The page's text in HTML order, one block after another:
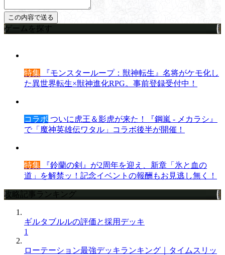
ゲームを探す
特集 『モンスターループ：獣神転生』名将がケモ化し
た異世界転生×獣神進化RPG。事前登録受付中！
コラボ ついに虎王＆影虎が来た！『鋼嵐 - メカラシ』
で「魔神英雄伝ワタル」コラボ後半が開催！
特集 『鈴蘭の剣』が2周年を迎え、新章「氷と血の
道」を解禁ッ！記念イベントの報酬もお見逃し無く！
攻略記事ランキング
ギルタブルルの評価と採用デッキ
1
ローテーション最強デッキランキング｜タイムスリッ